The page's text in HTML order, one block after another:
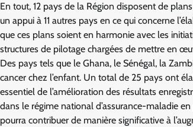
En tout, 12 pays de la Région disposent de
un appui à 11 autres pays en ce qui concerne
que ces plans soient en harmonie avec les
structures de pilotage chargées de mettre en
Des pays tels que le Ghana, le Sénégal, la
cancer chez l’enfant. Un total de 25 pays ont
essentiel de l’amélioration des résultats
dans le régime national d’assurance-maladie
pourra contribuer de manière significative à